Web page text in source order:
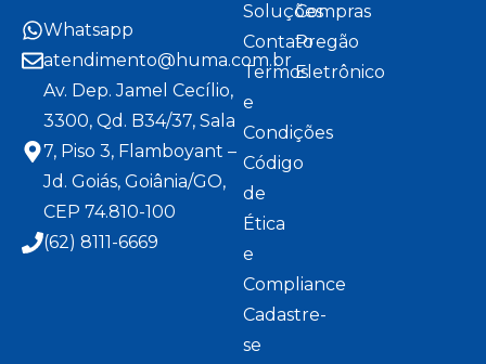
Whatsapp
atendimento@huma.com.br
Av. Dep. Jamel Cecílio,
3300, Qd. B34/37, Sala
7, Piso 3, Flamboyant –
Jd. Goiás, Goiânia/GO,
CEP 74.810-100
(62) 8111-6669
Soluções
Contato
Termos
e
Condições
Código
de
Ética
e
Compliance
Cadastre-
se
Compras
Pregão
Eletrônico